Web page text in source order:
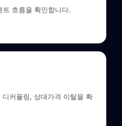
흐름을 확인합니다.
디커플링, 상대가격 이탈을 확